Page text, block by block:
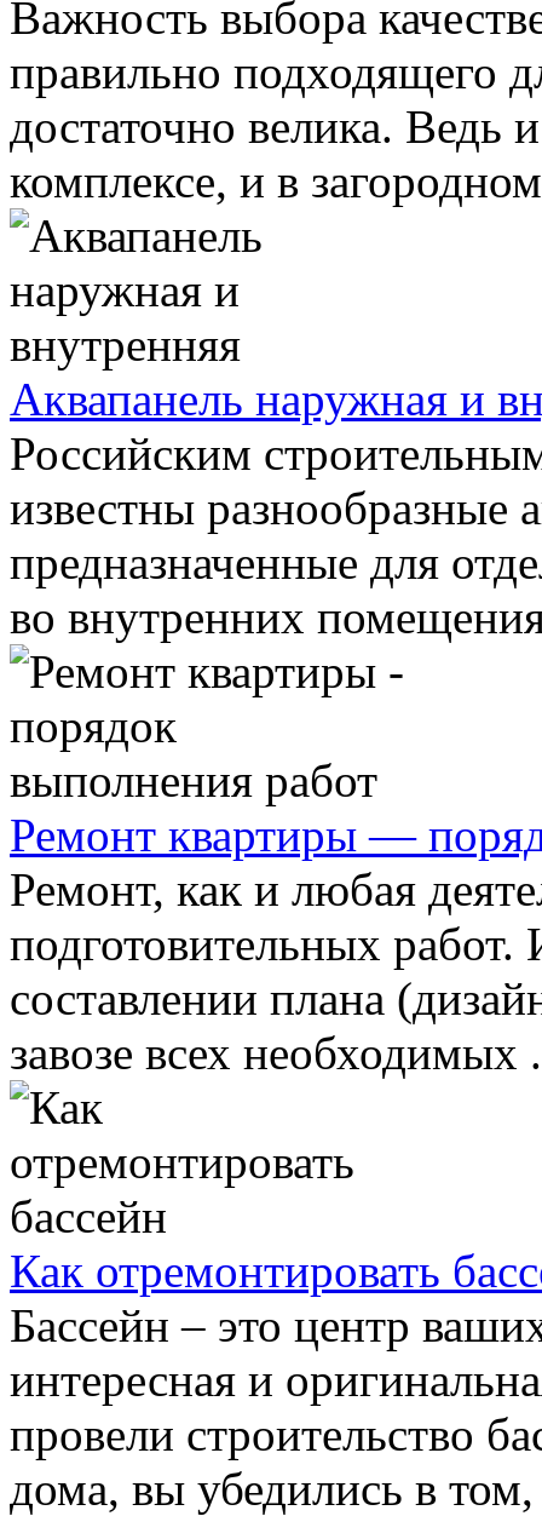
Важность выбора
правильно подходящего
достаточно велика. Ведь
комплексе, и в
Аквапанель наружная и
Российским
известны разнообразные
предназначенные для
во внутренних
Ремонт квартиры —
Ремонт, как и любая
подготовительных
составлении плана
завозе всех необходимых
Как отремонтировать
Бассейн – это центр
интересная и
провели строительство
дома, вы убедились в